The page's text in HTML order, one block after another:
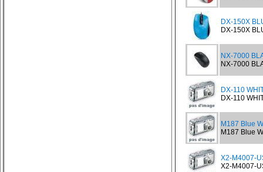
DX-150X
DX-150X
NX-7000
NX-7000
DX-110
DX-110
M187 Blue
M187 Blue
X2-M4007-
X2-M4007-